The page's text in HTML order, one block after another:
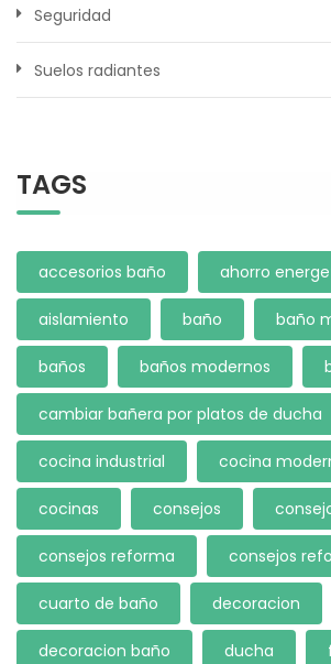
Seguridad
Suelos radiantes
TAGS
accesorios baño ahorro
aislamiento baño baño
baños baños modernos
cambiar bañera por platos de ducha
cocina industrial cocina
cocinas consejos
consejos reforma consejos
cuarto de baño decoracion
decoracion baño ducha